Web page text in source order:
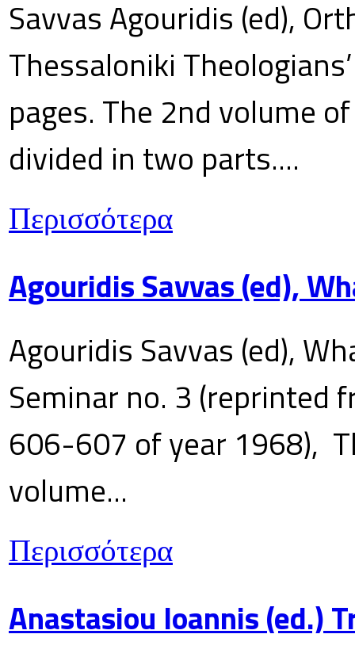
Savvas Agouridis (ed),
Thessaloniki
pages. The 2nd volume
divided in two parts....
Περισσότερα
Agouridis Savvas (ed),
Agouridis Savvas (ed),
Seminar no. 3 (reprinted
606-607 of year 1968),
volume...
Περισσότερα
Anastasiou Ioannis (ed.)